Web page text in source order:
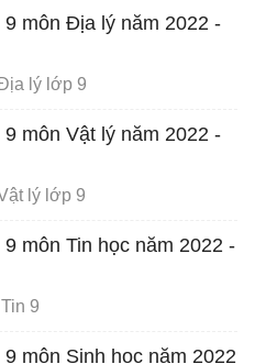
môn Địa lý năm 2022 -
lý lớp 9
môn Vật lý năm 2022 -
lý lớp 9
môn Tin học năm 2022 -
9
môn Sinh học năm 2022